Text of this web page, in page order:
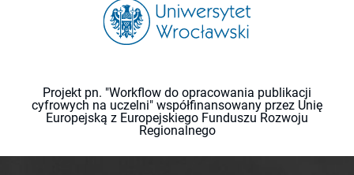
Projekt pn. "Workflow do opracowania publikacji
cyfrowych na uczelni" współfinansowany przez Unię
Europejską z Europejskiego Funduszu Rozwoju
Regionalnego